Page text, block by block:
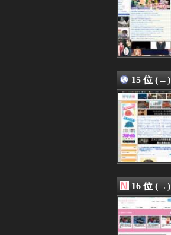
08/08 11:08
08/08 11:08
08/08 11:08
08/08 11:06
08/08 11:05
08/08 11:05
08/08 11:05
15 位 (→)
16 位 (→)